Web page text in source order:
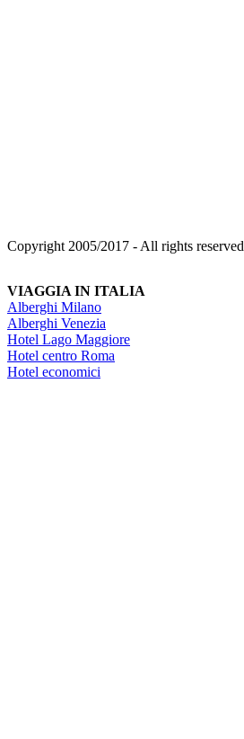
Copyright 2005/2017 - All rights reserved
VIAGGIA IN ITALIA
Alberghi Milano
Alberghi Venezia
Hotel Lago Maggiore
Hotel centro Roma
Hotel economici